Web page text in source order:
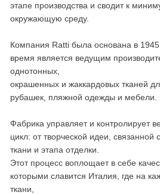
этапе производства и сводит к
окружающую среду.
Компания Ratti была основана в
время является ведущим
однотонных,
окрашенных и жаккардовых тканей
рубашек, пляжной одежды и мебели.
Фабрика управляет и контролирует
цикл: от творческой идеи,
ткани и этапа отделки.
Этот процесс воплощает в себе
которыми славится Италия, где на
ткани,